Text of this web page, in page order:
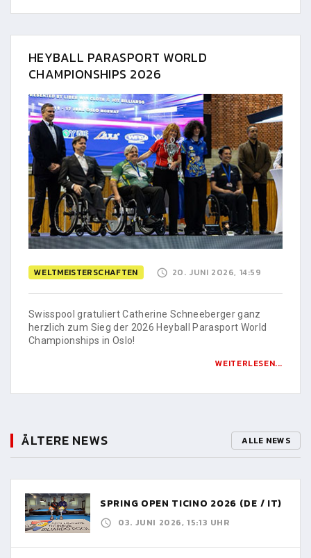
HEYBALL PARASPORT WORLD
CHAMPIONSHIPS 2026
WELTMEISTERSCHAFTEN 20. JUNI 2026, 14:59
Swisspool gratuliert Catherine Schneeberger ganz
herzlich zum Sieg der 2026 Heyball Parasport World
Championships in Oslo!
WEITERLESEN...
ÄLTERE NEWS ALLE NEWS
SPRING OPEN TICINO 2026 (DE / IT)
03. JUNI 2026, 15:13 UHR